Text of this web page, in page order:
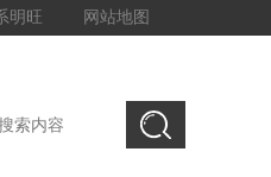
明旺 网站地图